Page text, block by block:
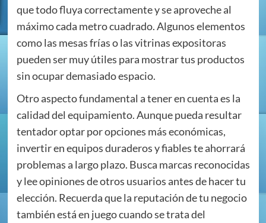
que todo fluya correctamente y se aproveche al
máximo cada metro cuadrado. Algunos elementos
como las mesas frías o las vitrinas expositoras
pueden ser muy útiles para mostrar tus productos
sin ocupar demasiado espacio.
Otro aspecto fundamental a tener en cuenta es la
calidad del equipamiento. Aunque pueda resultar
tentador optar por opciones más económicas,
invertir en equipos duraderos y fiables te ahorrará
problemas a largo plazo. Busca marcas reconocidas
y lee opiniones de otros usuarios antes de hacer tu
elección. Recuerda que la reputación de tu negocio
también está en juego cuando se trata del